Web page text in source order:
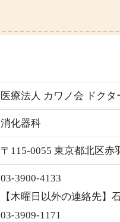
医療法人 カワノ会 ドクタ
消化器科
〒115-0055 東京都北区赤
03-3900-4133
【木曜日以外の連絡先】
03-3909-1171